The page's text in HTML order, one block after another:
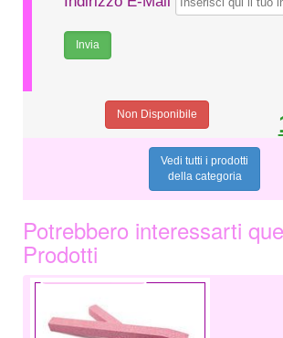
Non Disponibile
Vedi tutti i prodotti
della categoria
Potrebbero interessarti
Prodotti
2,49 €